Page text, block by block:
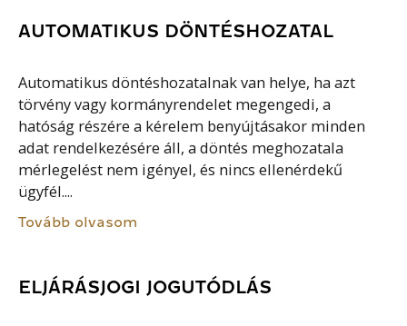
AUTOMATIKUS DÖNTÉSHOZATAL
Automatikus döntéshozatalnak van helye, ha azt
törvény vagy kormányrendelet megengedi, a
hatóság részére a kérelem benyújtásakor minden
adat rendelkezésére áll, a döntés meghozatala
mérlegelést nem igényel, és nincs ellenérdekű
ügyfél....
Tovább olvasom
ELJÁRÁSJOGI JOGUTÓDLÁS